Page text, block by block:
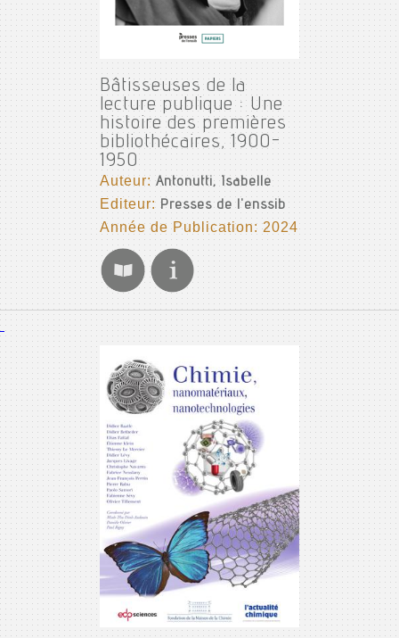
Bâtisseuses de la
lecture publique : Une
histoire des premières
bibliothécaires, 1900-
1950
Auteur:Antonutti, Isabelle
Editeur: Presses de l'enssib
Année de Publication: 2024